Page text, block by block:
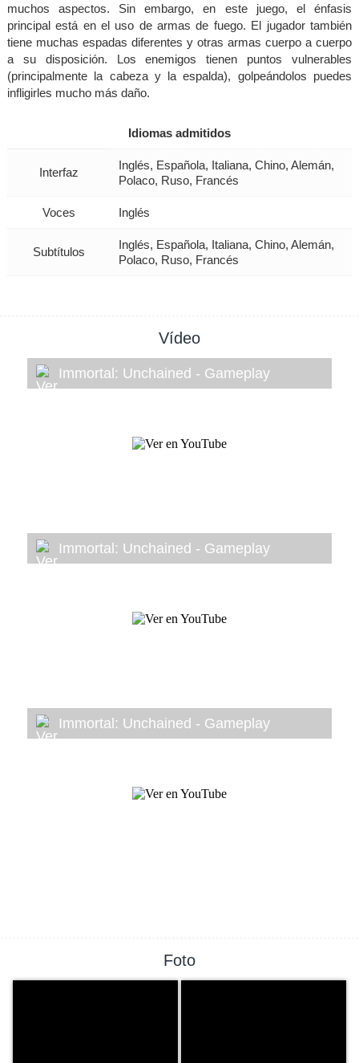
muchos aspectos. Sin embargo, en este juego, el énfasis
principal está en el uso de armas de fuego. El jugador también
tiene muchas espadas diferentes y otras armas cuerpo a cuerpo
a su disposición. Los enemigos tienen puntos vulnerables
(principalmente la cabeza y la espalda), golpeándolos puedes
infligirles mucho más daño.
Idiomas admitidos
Interfaz
Inglés, Española, Italiana, Chino, Alemán,
Polaco, Ruso, Francés
Voces Inglés
Subtítulos
Inglés, Española, Italiana, Chino, Alemán,
Polaco, Ruso, Francés
Vídeo
Immortal: Unchained - Gameplay
Immortal: Unchained - Gameplay
Immortal: Unchained - Gameplay
Foto